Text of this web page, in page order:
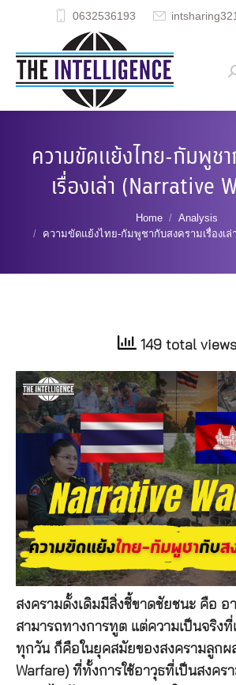
0632536193
ความขัดแย้งไทย-กัมพูช
เรื่องเล่า (Narrative
Home
Analysis
ความขัดแย้งไทย-กัมพูชากับสงครามเรื่องเล่
149 total views
สงครามดั้งเดิมมีสิ่งชี้ขาดชัยชนะ คือ อ
สามารถทางการทูต แต่ความเป็นจริงที่
ทุกวัน ก็คือในยุคสมัยของสงครามลูกผ
Warfare) ที่ทั้งการใช้อาวุธที่เป็นสงคร